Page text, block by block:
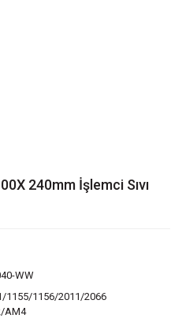
240mm İşlemci Sıvı
WW
1155/1156/2011/2066
AM4